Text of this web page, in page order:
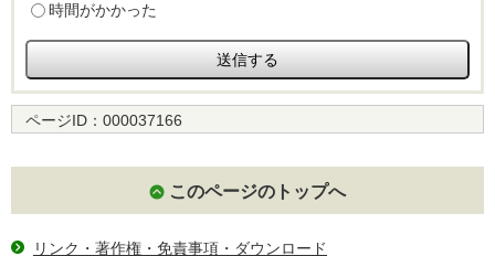
時間がかかった
ページID： 000037166
このページのトップへ
リンク・著作権・免責事項・ダウンロード